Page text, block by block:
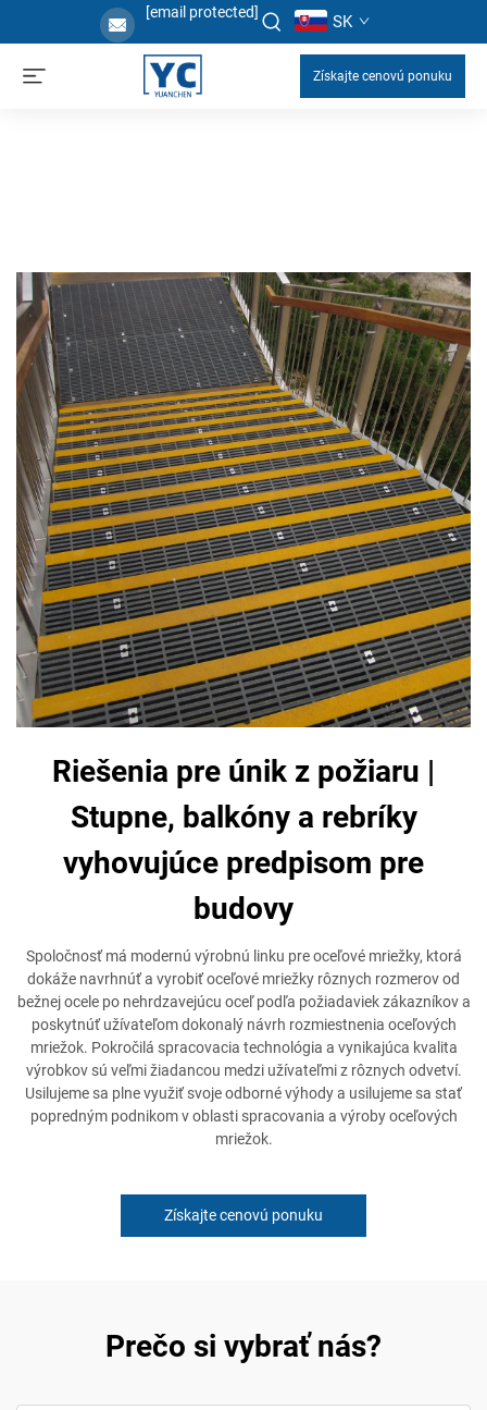
[email protected] SK
Získajte cenovú ponuku
Riešenia pre únik z požiaru |
Stupne, balkóny a rebríky
vyhovujúce predpisom pre
budovy
Spoločnosť má modernú výrobnú linku pre oceľové mriežky, ktorá
dokáže navrhnúť a vyrobiť oceľové mriežky rôznych rozmerov od
bežnej ocele po nehrdzavejúcu oceľ podľa požiadaviek zákazníkov a
poskytnúť užívateľom dokonalý návrh rozmiestnenia oceľových
mriežok. Pokročilá spracovacia technológia a vynikajúca kvalita
výrobkov sú veľmi žiadancou medzi užívateľmi z rôznych odvetví.
Usilujeme sa plne využiť svoje odborné výhody a usilujeme sa stať
popredným podnikom v oblasti spracovania a výroby oceľových
mriežok.
Získajte cenovú ponuku
Prečo si vybrať nás?